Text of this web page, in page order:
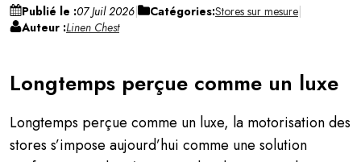
Publié le :07 Juil 2026 Catégories:Stores sur mesure
Auteur :Linen Chest
Longtemps perçue comme un luxe
Longtemps perçue comme un luxe, la motorisation des
stores s’impose aujourd’hui comme une solution